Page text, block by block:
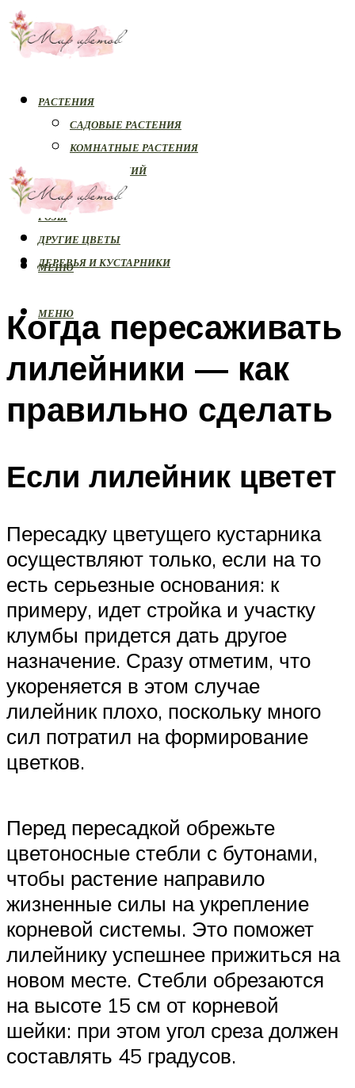
РАСТЕНИЯ
САДОВЫЕ РАСТЕНИЯ
КОМНАТНЫЕ РАСТЕНИЯ
БОЛЕЗНИ РАСТЕНИЙ
ОРХИДЕИ
РОЗЫ
ДРУГИЕ ЦВЕТЫ
ДЕРЕВЬЯ И КУСТАРНИКИ
МЕНЮ
МЕНЮ
Когда пересаживать
лилейники — как
правильно сделать
Если лилейник цветет
Пересадку цветущего кустарника
осуществляют только, если на то
есть серьезные основания: к
примеру, идет стройка и участку
клумбы придется дать другое
назначение. Сразу отметим, что
укореняется в этом случае
лилейник плохо, поскольку много
сил потратил на формирование
цветков.
Перед пересадкой обрежьте
цветоносные стебли с бутонами,
чтобы растение направило
жизненные силы на укрепление
корневой системы. Это поможет
лилейнику успешнее прижиться на
новом месте. Стебли обрезаются
на высоте 15 см от корневой
шейки: при этом угол среза должен
составлять 45 градусов.